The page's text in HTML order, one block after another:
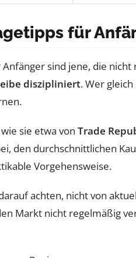
für
sind jene, die
diszipliniert. Wer
sie etwa von Trade
den durchschnittlichen
Vorgehensweise.
achten, nicht von
Markt nicht regelmäßig